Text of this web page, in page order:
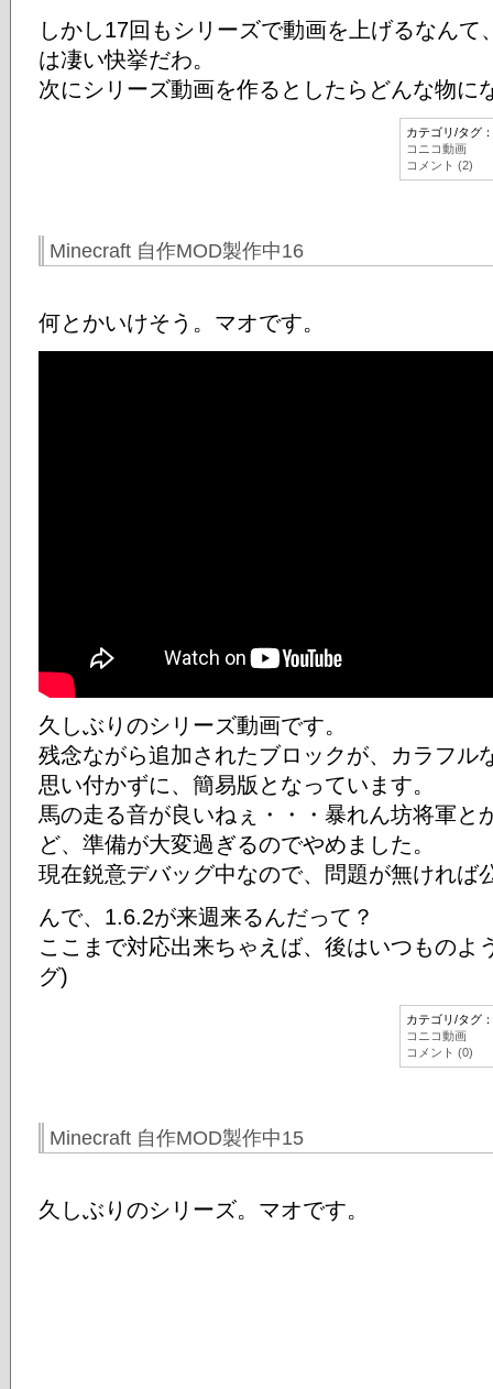
しかし17回もシリーズで動画を上げるなん
は凄い快挙だわ。
次にシリーズ動画を作るとしたらどんな物に
カテゴリ/タグ：
コニコ動画
コメント (2)
Minecraft 自作MOD製作中16
何とかいけそう。マオです。
久しぶりのシリーズ動画です。
残念ながら追加されたブロックが、カラフル
思い付かずに、簡易版となっています。
馬の走る音が良いねぇ・・・暴れん坊将軍と
ど、準備が大変過ぎるのでやめました。
現在鋭意デバッグ中なので、問題が無ければ
んで、1.6.2が来週来るんだって？
ここまで対応出来ちゃえば、後はいつものよ
グ)
カテゴリ/タグ：
コニコ動画
コメント (0)
Minecraft 自作MOD製作中15
久しぶりのシリーズ。マオです。